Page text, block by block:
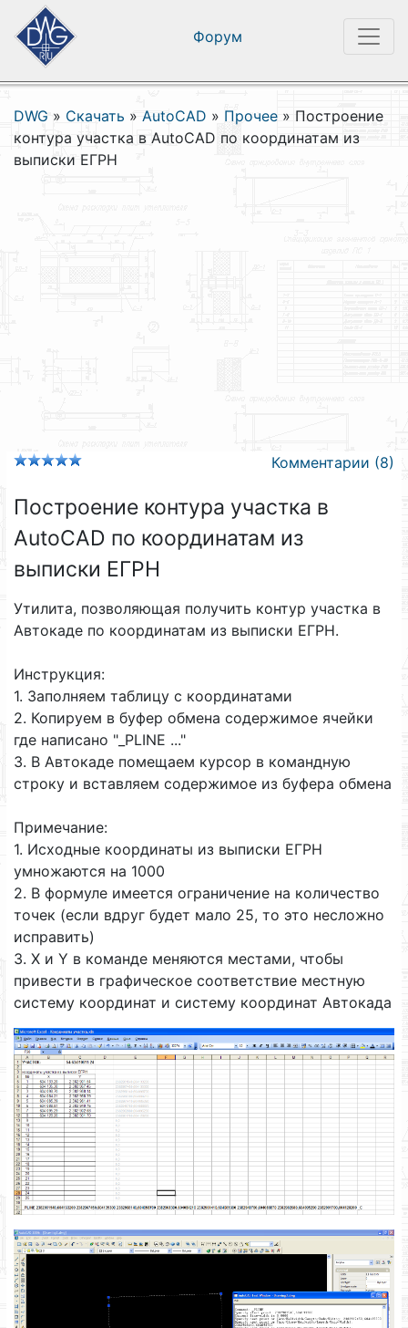
Форум
DWG » Скачать » AutoCAD » Прочее » Построение
контура участка в AutoCAD по координатам из
выписки ЕГРН
Комментарии (8)
Построение контура участка в
AutoCAD по координатам из
выписки ЕГРН
Утилита, позволяющая получить контур участка в
Автокаде по координатам из выписки ЕГРН.
Инструкция:
1. Заполняем таблицу с координатами
2. Копируем в буфер обмена содержимое ячейки
где написано "_PLINE ..."
3. В Автокаде помещаем курсор в командную
строку и вставляем содержимое из буфера обмена
Примечание:
1. Исходные координаты из выписки ЕГРН
умножаются на 1000
2. В формуле имеется ограничение на количество
точек (если вдруг будет мало 25, то это несложно
исправить)
3. X и Y в команде меняются местами, чтобы
привести в графическое соответствие местную
систему координат и систему координат Автокада